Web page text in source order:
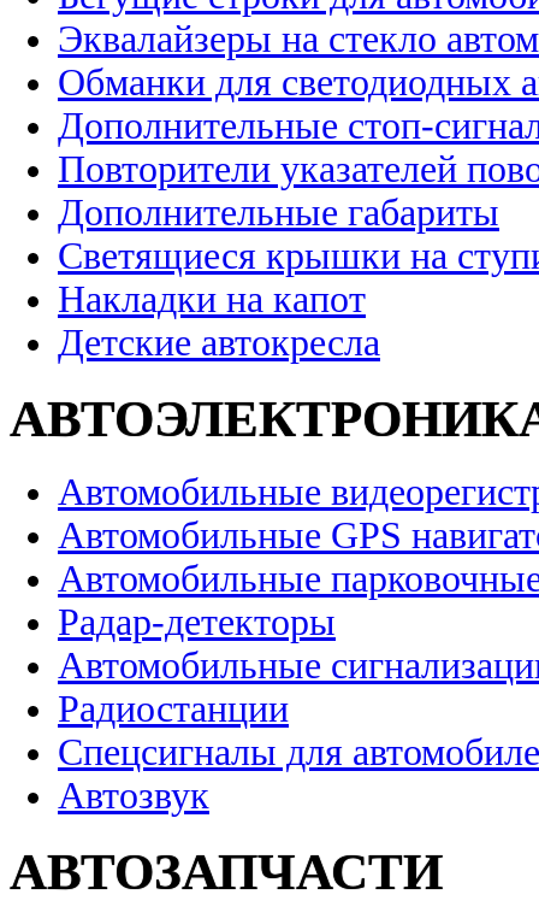
Эквалайзеры на стекло
Обманки для светодиодных
Дополнительные стоп-
Повторители указателей
Дополнительные габариты
Светящиеся крышки на
Накладки на капот
Детские автокресла
Автомобильные
Автомобильные GPS
Автомобильные
Радар-детекторы
Автомобильные
Радиостанции
Спецсигналы для
Автозвук
АВТОЗАПЧАСТИ